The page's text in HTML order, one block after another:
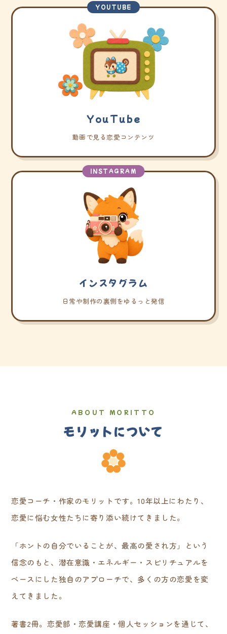
YOUTUBE
YouTube
動画で見る恋愛コンテンツ
INSTAGRAM
インスタグラム
日常や制作の裏側をゆるっと発信
ABOUT MORITTO
モリットについて
恋愛コーチ・作家のモリットです。10年以上にわたり、
恋愛に悩む女性たちに寄り添い続けてきました。
「ホントの自分でいることが、最高の愛され方」という
信念のもと、潜在意識・エネルギー・スピリチュアルを
ベースにした独自のアプローチで、多くの方の恋愛を変
えてきました。
著書2冊。恋愛部・恋愛講座・個人セッションを通じて、